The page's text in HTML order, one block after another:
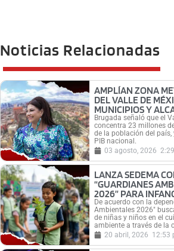
Noticias Relacionadas
AMPLÍAN ZONA
DEL VALLE DE
MUNICIPIOS Y
Brugada señaló que el
concentra 23 millones
de la población del país,
PIB nacional.
03 agosto, 2026
LANZA SEDEMA
“GUARDIANES
2026” PARA
De acuerdo con la
Ambientales 2026"
de niñas y niños en el
ambiente a través de la
20 abril, 2026 12:53